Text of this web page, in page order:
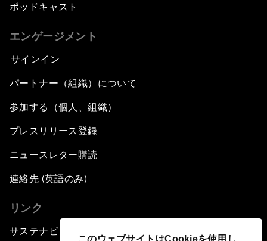
このウェブサイトはCookieを使用し
ポッドキャスト
エンゲージメント
サインイン
パートナー（組織）について
参加する（個人、組織）
プレスリリース登録
ニュースレター購読
連絡先 (英語のみ)
リンク
サステナビリティへの取り組み